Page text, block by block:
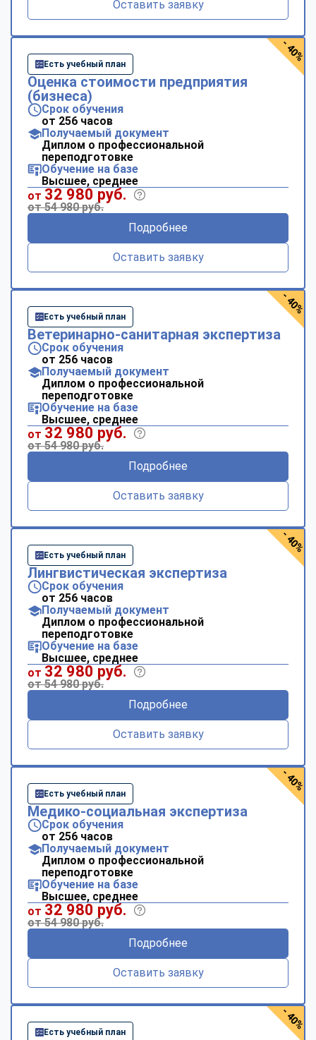
Оставить заявку
Есть учебный план
Оценка стоимости предприятия
(бизнеса)
Срок обучения
от 256 часов
Получаемый документ
Диплом о профессиональной
переподготовке
Обучение на базе
Высшее, среднее
от 32 980 руб.
от 54 980 руб.
Подробнее
Оставить заявку
- 40%
Есть учебный план
Ветеринарно-санитарная экспертиза
Срок обучения
от 256 часов
Получаемый документ
Диплом о профессиональной
переподготовке
Обучение на базе
Высшее, среднее
от 32 980 руб.
от 54 980 руб.
Подробнее
Оставить заявку
- 40%
Есть учебный план
Лингвистическая экспертиза
Срок обучения
от 256 часов
Получаемый документ
Диплом о профессиональной
переподготовке
Обучение на базе
Высшее, среднее
от 32 980 руб.
от 54 980 руб.
Подробнее
Оставить заявку
- 40%
Есть учебный план
Медико-социальная экспертиза
Срок обучения
от 256 часов
Получаемый документ
Диплом о профессиональной
переподготовке
Обучение на базе
Высшее, среднее
от 32 980 руб.
от 54 980 руб.
Подробнее
Оставить заявку
- 40%
Есть учебный план
- 40%